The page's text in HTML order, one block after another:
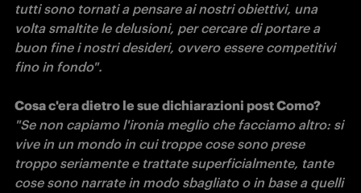
tutti sono tornati a pensare ai nostri obiettivi, una
volta smaltite le delusioni, per cercare di portare a
buon fine i nostri desideri, ovvero essere competitivi
fino in fondo".
"Se non capiamo l'ironia meglio che facciamo altro: si
vive in un mondo in cui troppe cose sono prese
troppo seriamente e trattate superficialmente, tante
cose sono narrate in modo sbagliato o in base a quelli